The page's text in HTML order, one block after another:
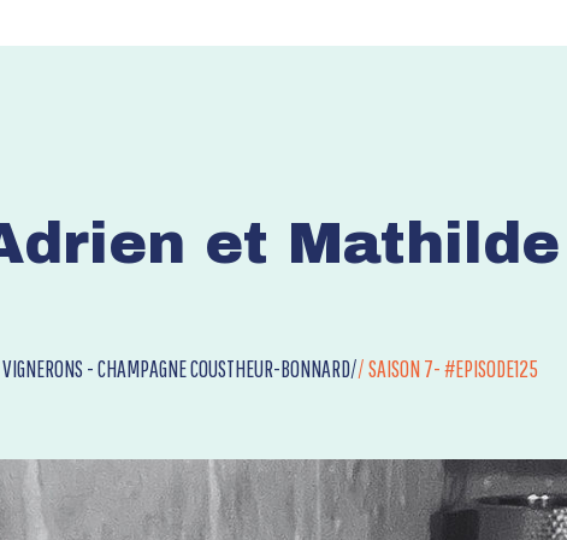
et Mathilde
VIGNERONS - CHAMPAGNE COUSTHEUR-BONNARD//SAISON 7- #EPISODE125